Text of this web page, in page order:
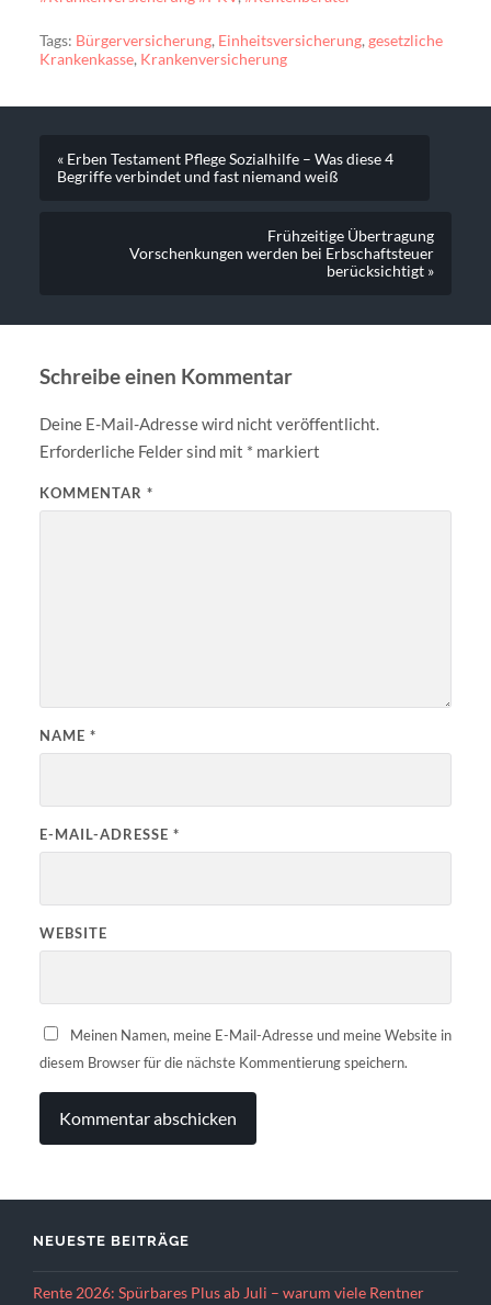
Tags: Bürgerversicherung, Einheitsversicherung,gesetzliche
Krankenkasse, Krankenversicherung
« Erben Testament Pflege Sozialhilfe – Was diese 4
Begriffe verbindet und fast niemand weiß
Frühzeitige Übertragung
Vorschenkungen werden bei Erbschaftsteuer
berücksichtigt »
Schreibe einen Kommentar
Deine E-Mail-Adresse wird nicht veröffentlicht.
Erforderliche Felder sind mit * markiert
KOMMENTAR *
NAME *
E-MAIL-ADRESSE *
WEBSITE
Meinen Namen, meine E-Mail-Adresse und meine Website in
diesem Browser für die nächste Kommentierung speichern.
NEUESTE BEITRÄGE
Rente 2026: Spürbares Plus ab Juli – warum viele Rentner